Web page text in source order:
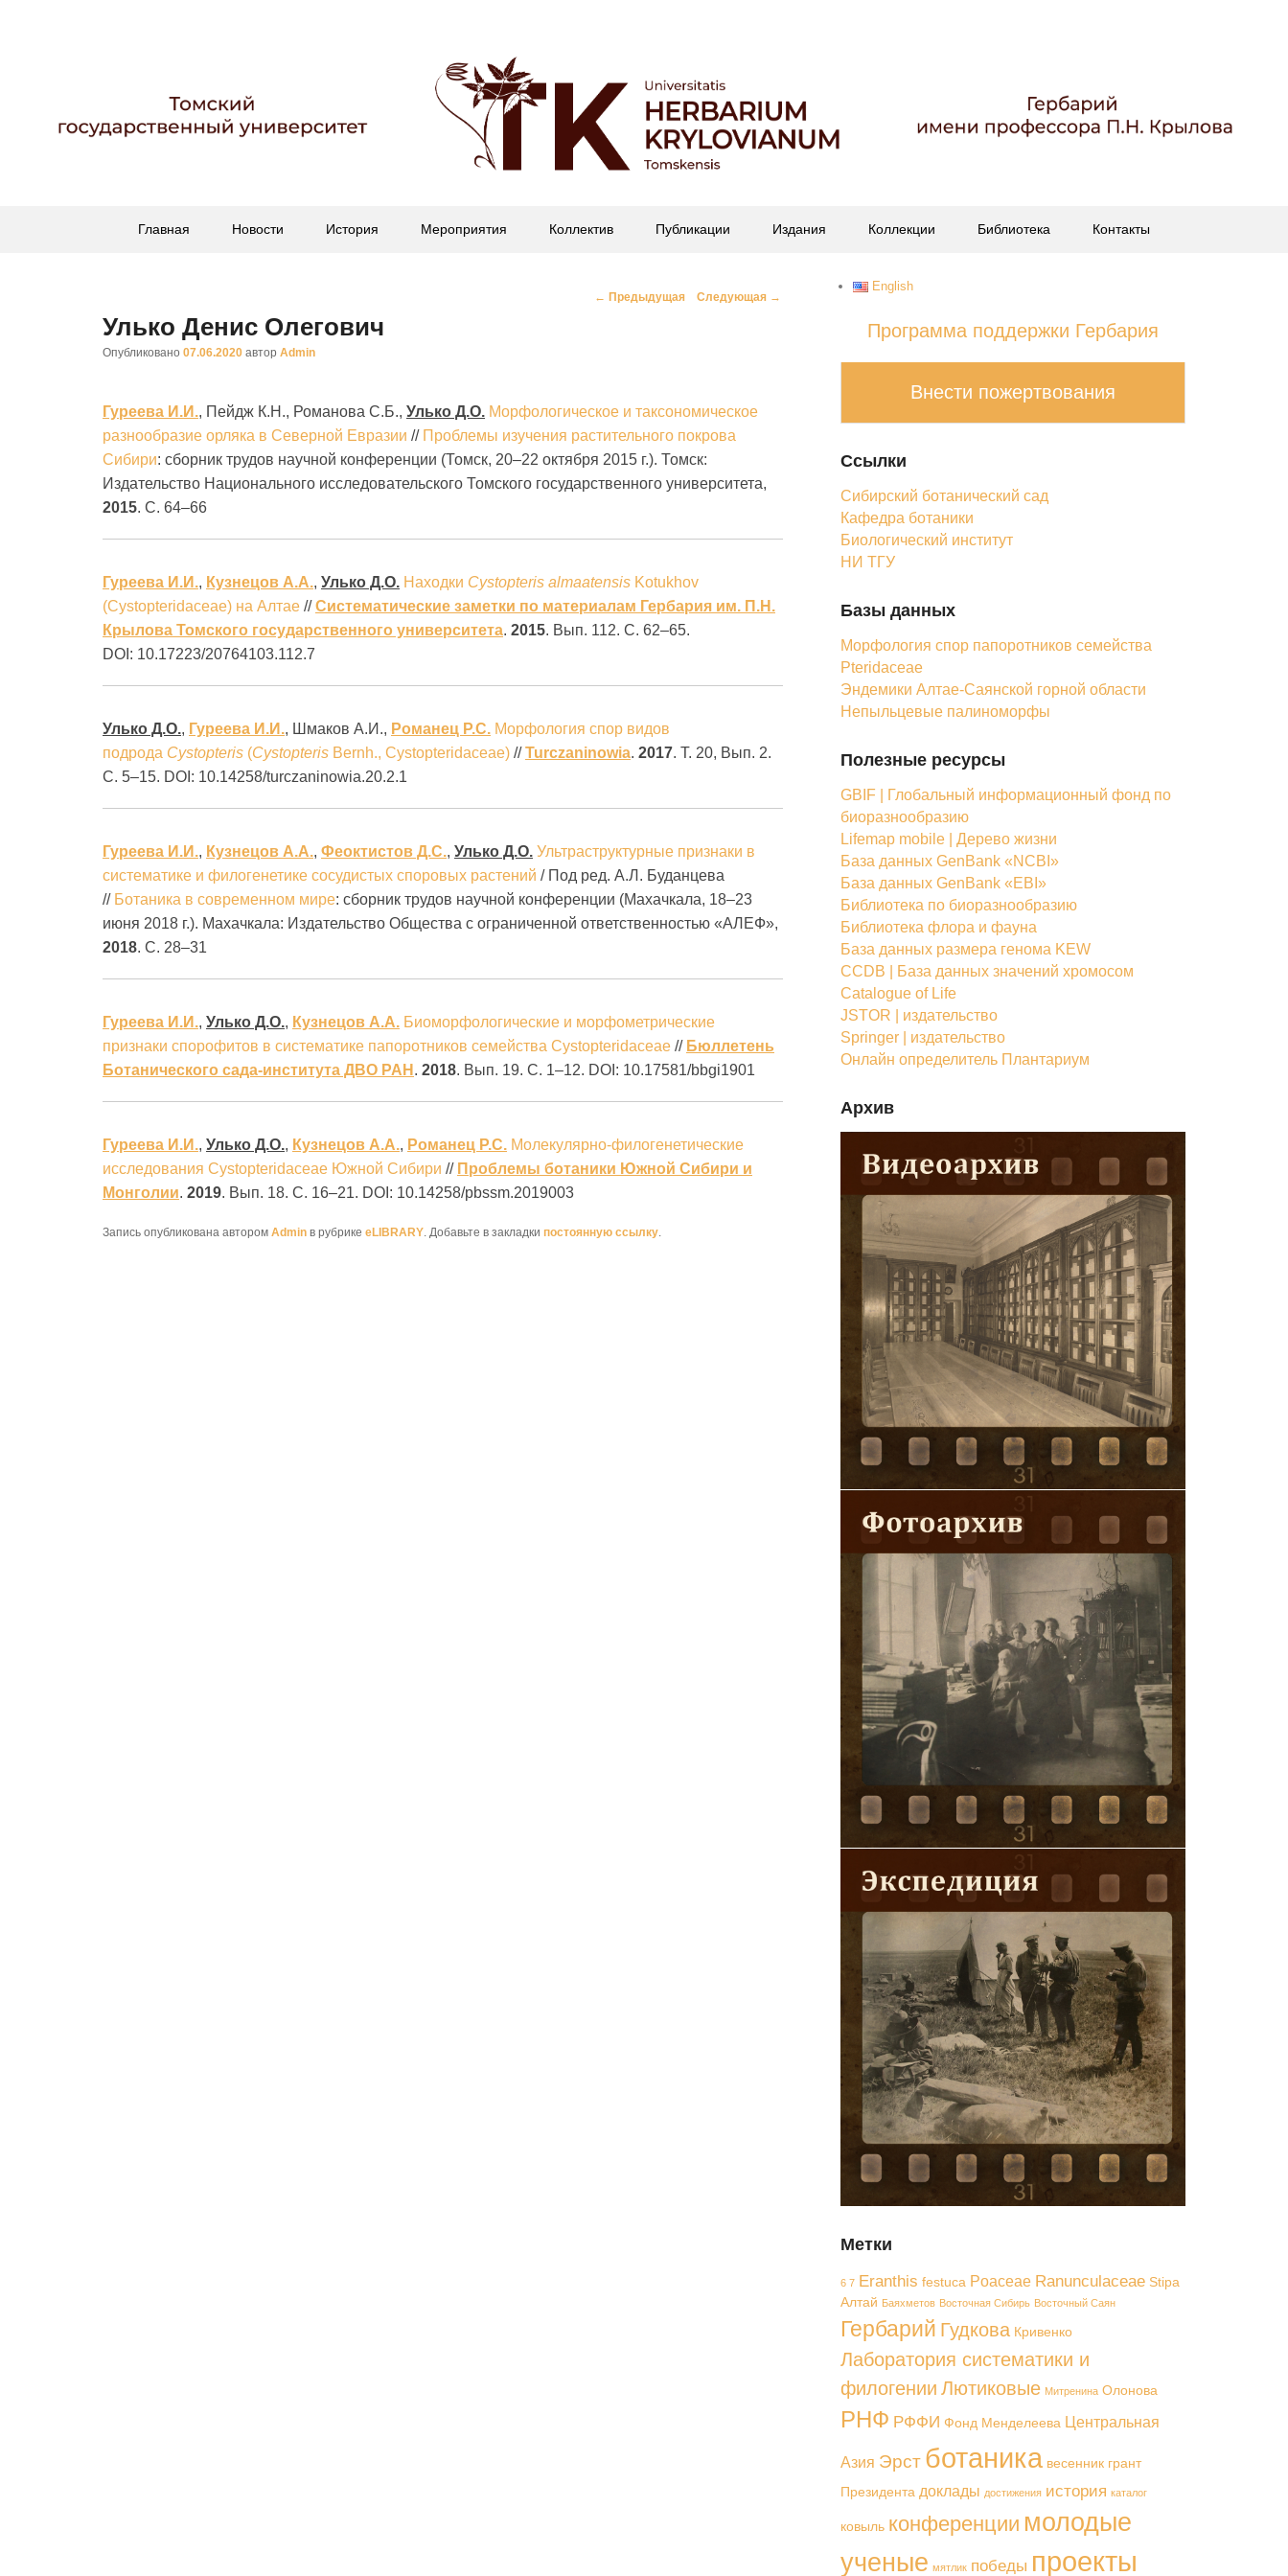
Главная Новости История Мероприятия Коллектив Публикации Издания Коллекции Библиотека Контакты
Навигация
← Предыдущая Следующая →
Улько Денис Олегович
Опубликовано 07.06.2020 автор Admin
Гуреева И.И., Пейдж К.Н., Романова С.Б., Улько Д.О. Морфологическое и таксономическое
разнообразие орляка в Северной Евразии // Проблемы изучения растительного покрова
Сибири: сборник трудов научной конференции (Томск, 20–22 октября 2015 г.). Томск:
Издательство Национального исследовательского Томского государственного университета,
2015. С. 64–66
Гуреева И.И., Кузнецов А.А., Улько Д.О. Находки Cystopteris almaatensis Kotukhov
(Cystopteridaceae) на Алтае //Систематические заметки по материалам Гербария им. П.Н.
Крылова Томского государственного университета. 2015. Вып. 112. С. 62–65.
DOI: 10.17223/20764103.112.7
Улько Д.О., Гуреева И.И., Шмаков А.И., Романец Р.С. Морфология спор видов
подрода Cystopteris (Cystopteris Bernh., Cystopteridaceae) //Turczaninowia. 2017. Т. 20, Вып. 2.
С. 5–15. DOI: 10.14258/turczaninowia.20.2.1
Гуреева И.И., Кузнецов А.А., Феоктистов Д.С., Улько Д.О. Ультраструктурные признаки в
систематике и филогенетике сосудистых споровых растений / Под ред. А.Л. Буданцева
// Ботаника в современном мире: сборник трудов научной конференции (Махачкала, 18–23
июня 2018 г.). Махачкала: Издательство Общества с ограниченной ответственностью «АЛЕФ»,
2018. С. 28–31
Гуреева И.И., Улько Д.О., Кузнецов А.А. Биоморфологические и морфометрические
признаки спорофитов в систематике папоротников семейства Cystopteridaceae // Бюллетень
Ботанического сада-института ДВО РАН . 2018. Вып. 19. С. 1–12. DOI: 10.17581/bbgi1901
Гуреева И.И., Улько Д.О., Кузнецов А.А., Романец Р.С. Молекулярно-филогенетические
исследования Cystopteridaceae Южной Сибири // Проблемы ботаники Южной Сибири и
Монголии. 2019. Вып. 18. С. 16–21. DOI: 10.14258/pbssm.2019003
Запись опубликована автором Admin в рубрике eLIBRARY. Добавьте в закладки постоянную ссылку.
English
Программа поддержки Гербария
Внести пожертвования
Ссылки
Сибирский ботанический сад
Кафедра ботаники
Биологический институт
НИ ТГУ
Базы данных
Морфология спор папоротников семейства
Pteridaceae
Эндемики Алтае-Саянской горной области
Непыльцевые палиноморфы
Полезные ресурсы
GBIF | Глобальный информационный фонд по
биоразнообразию
Lifemap mobile | Дерево жизни
База данных GenBank «NCBI»
База данных GenBank «EBI»
Библиотека по биоразнообразию
Библиотека флора и фауна
База данных размера генома KEW
CCDB | База данных значений хромосом
Catalogue of Life
JSTOR | издательство
Springer | издательство
Онлайн определитель Плантариум
Архив
Метки
6 7 Eranthis festuca Poaceae Ranunculaceae Stipa
Алтай Баяхметов Восточная Сибирь Восточный Саян
Гербарий Гудкова Кривенко
Лаборатория систематики и
филогении Лютиковые Митренина Олонова
РНФ РФФИ Фонд Менделеева Центральная
Азия Эрст ботаника весенник грант
Президента доклады достижения история каталог
ковыль конференции молодые
ученые мятлик победы проекты